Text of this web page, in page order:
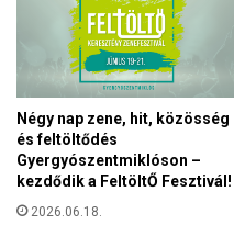
m
t
a
t
Négy nap zene, hit, közösség
és feltöltődés
Gyergyószentmiklóson –
kezdődik a FeltöltŐ Fesztivál!
2026.06.18.